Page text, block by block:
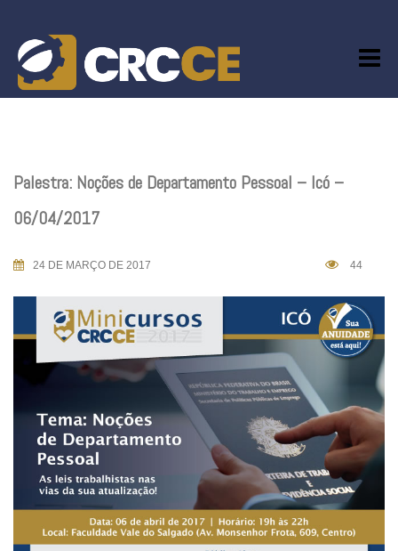
content
Palestra: Noções de Departamento Pessoal – Icó –
06/04/2017
24 DE MARÇO DE 2017 44